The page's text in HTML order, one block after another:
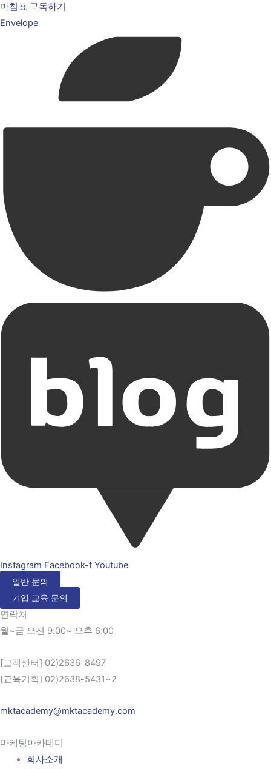
마침표 구독하기
Envelope
Instagram Facebook-f Youtube
일반 문의
기업 교육 문의
연락처
월~금 오전 9:00~ 오후 6:00
[고객센터] 02)2636-8497
[교육기획] 02)2638-5431~2
mktacademy@mktacademy.com
마케팅아카데미
회사소개